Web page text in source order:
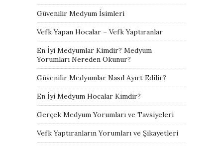
Güvenilir Medyum İsimleri
Vefk Yapan Hocalar – Vefk Yaptıranlar
En İyi Medyumlar Kimdir? Medyum
Yorumları Nereden Okunur?
Güvenilir Medyumlar Nasıl Ayırt Edilir?
En İyi Medyum Hocalar Kimdir?
Gerçek Medyum Yorumları ve Tavsiyeleri
Vefk Yaptıranların Yorumları ve Şikayetleri